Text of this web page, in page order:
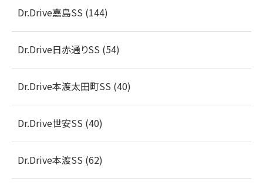
Dr.Drive嘉島SS (144)
Dr.Drive日赤通りSS (54)
Dr.Drive本渡太田町SS (40)
Dr.Drive世安SS (40)
Dr.Drive本渡SS (62)